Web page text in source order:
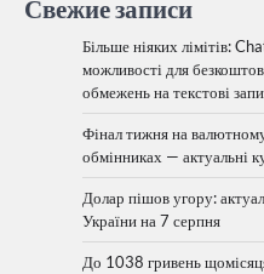
Свежие записи
Більше ніяких лімітів:
можливості для
обмежень на текстові
Фінал тижня на
обмінниках — актуальні
Долар пішов угору:
України на 7 серпня
До 1038 гривень